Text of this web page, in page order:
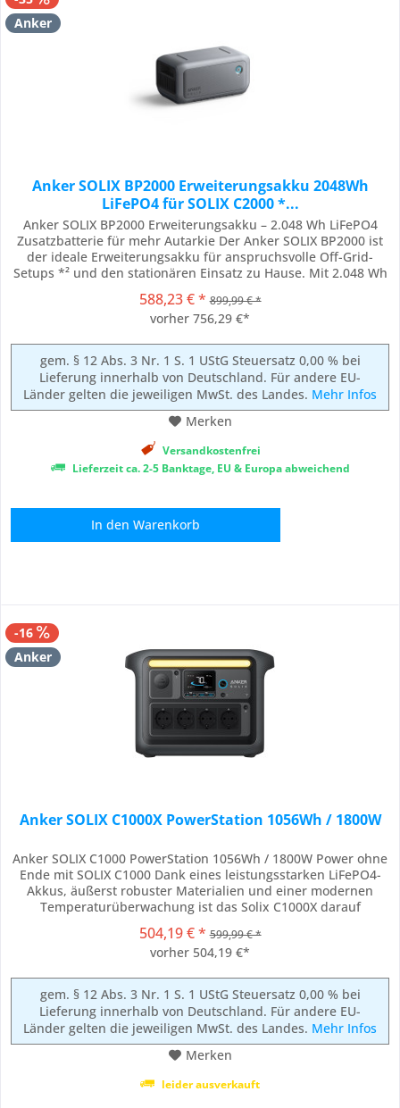
Anker
Anker SOLIX BP2000 Erweiterungsakku 2048Wh
LiFePO4 für SOLIX C2000 *...
Anker SOLIX BP2000 Erweiterungsakku – 2.048 Wh LiFePO4
Zusatzbatterie für mehr Autarkie Der Anker SOLIX BP2000 ist
der ideale Erweiterungsakku für anspruchsvolle Off-Grid-
Setups *² und den stationären Einsatz zu Hause. Mit 2.048 Wh
kompatible Systeme um deutliche Laufzeit-Reserven –
zuverlässig, sicher und langlebig....
588,23 € * 899,99 € *
vorher 756,29 €*
gem. § 12 Abs. 3 Nr. 1 S. 1 UStG Steuersatz 0,00 % bei
Lieferung innerhalb von Deutschland. Für andere EU-
Länder gelten die jeweiligen MwSt. des Landes. Mehr Infos
Merken
Versandkostenfrei
Lieferzeit ca. 2-5 Banktage, EU & Europa abweichend
In den Warenkorb
-16
Anker
Anker SOLIX C1000X PowerStation 1056Wh / 1800W
Anker SOLIX C1000 PowerStation 1056Wh / 1800W Power ohne
Ende mit SOLIX C1000 Dank eines leistungsstarken LiFePO4-
Akkus, äußerst robuster Materialien und einer modernen
Temperaturüberwachung ist das Solix C1000X darauf
lang zu funktionieren. Netzaufladung Immer einsatzbereit
dank Hyperflash™ Verschwende keine...
504,19 € * 599,99 € *
vorher 504,19 €*
gem. § 12 Abs. 3 Nr. 1 S. 1 UStG Steuersatz 0,00 % bei
Lieferung innerhalb von Deutschland. Für andere EU-
Länder gelten die jeweiligen MwSt. des Landes. Mehr Infos
Merken
leider ausverkauft